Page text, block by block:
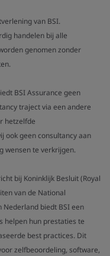
van BSI.
handelen bij alle
genomen zonder
BSI Assurance geen
traject via een andere
hetzelfde
ook geen consultancy aan
wensen te verkrijgen.
bij Koninklijk Besluit (Royal
van de National
Nederland biedt BSI een
helpen hun prestaties te
best practices. Dit
zelfbeoordeling, software,